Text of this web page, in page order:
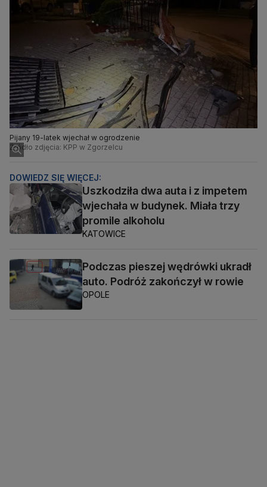
Pijany 19-latek wjechał w ogrodzenie
Źródło zdjęcia: KPP w Zgorzelcu
DOWIEDZ SIĘ WIĘCEJ:
Uszkodziła dwa auta i z impetem
wjechała w budynek. Miała trzy
promile alkoholu
KATOWICE
Podczas pieszej wędrówki ukradł
auto. Podróż zakończył w rowie
OPOLE